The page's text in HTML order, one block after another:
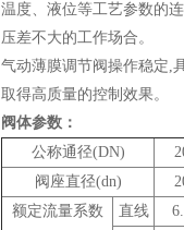
温度、液位等工艺参数的
压差不大的工作场合。
气动薄膜调节阀操作稳定,
取得高质量的控制效果。
阀体参数：
公称通径(DN)
阀座直径(dn)
额定流量系数
直线